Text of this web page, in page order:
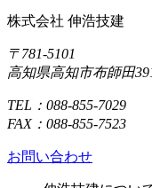
株式会社 伸浩技建
〒781-5101
高知県高知市布師田
TEL：088-855-7029
FAX：088-855-7523
お問い合わせ